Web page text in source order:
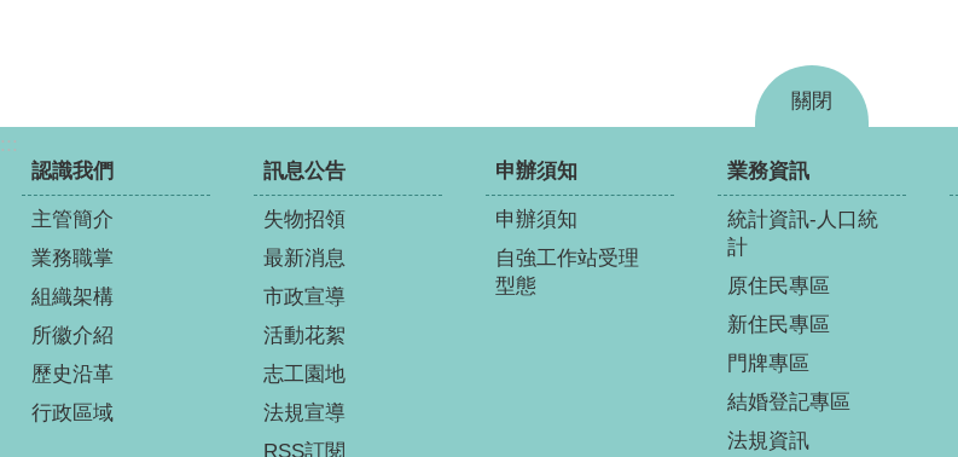
關閉
:::
認識我們
主管簡介
業務職掌
組織架構
所徽介紹
歷史沿革
行政區域
訊息公告
失物招領
最新消息
市政宣導
活動花絮
志工園地
法規宣導
RSS訂閱
申辦須知
申辦須知
自強工作站受理
型態
業務資訊
統計資訊-人口統
計
原住民專區
新住民專區
門牌專區
結婚登記專區
法規資訊